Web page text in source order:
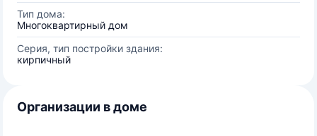
Тип дома:
Многоквартирный дом
Серия, тип постройки здания:
кирпичный
Организации в доме